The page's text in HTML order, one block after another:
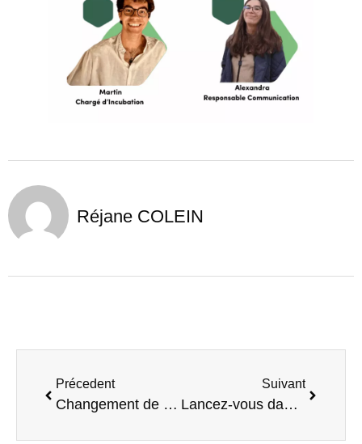
Réjane COLEIN
Précedent
Changement de présidence au Quai des possibles
Suivant
Lancez-vous dans l’entrepreneuriat à impact avec Bee Impacter